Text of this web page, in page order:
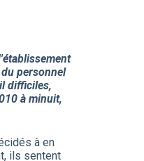
personnel
difficiles,
à minuit,
à en
ils sentent